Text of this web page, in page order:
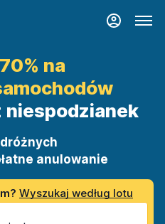
na
niespodzianek
anulowanie
Wyszukaj według lotu